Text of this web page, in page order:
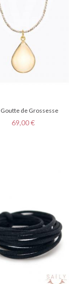
Goutte de Grossesse
Prix
69,00 €